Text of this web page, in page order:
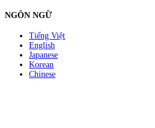
NGÔN NGỮ
Tiếng Việt
English
Japanese
Korean
Chinese